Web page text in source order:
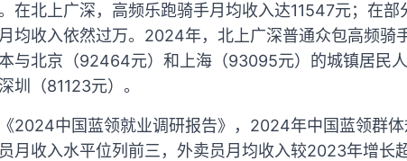
在北上广深，高频乐跑骑手月均收入达11547元；在
均收入依然过万。2024年，北上广深普通众包高频骑
与北京（92464元）和上海（93095元）的城镇居民
圳（81123元）。
2024中国蓝领就业调研报告》，2024年中国蓝领群
月收入水平位列前三，外卖员月均收入较2023年增长